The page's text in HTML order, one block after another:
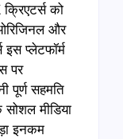
को
और
इस प्लेटफॉर्म
पर
पूर्ण सहमति
सोशल मीडिया
इनकम